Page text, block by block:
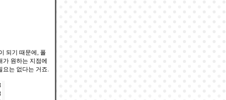
되기 때문에, 폴
원하는 지점에
요는 없다는 거죠.